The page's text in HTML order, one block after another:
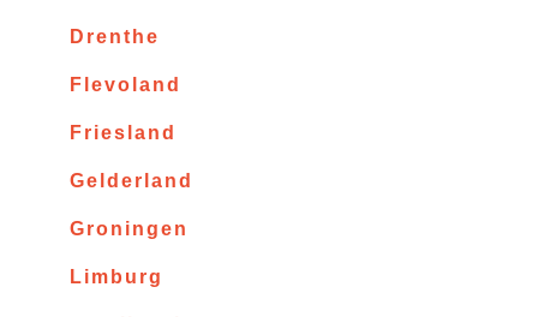
Drenthe
Flevoland
Friesland
Gelderland
Groningen
Limburg